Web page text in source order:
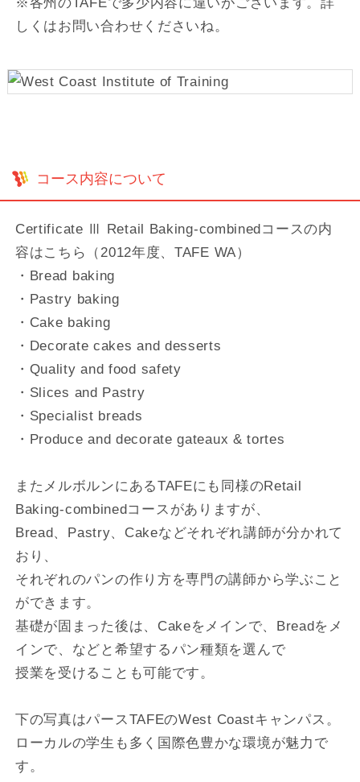
しくはお問い合わせくださいね。
コース内容について
Certificate Ⅲ Retail Baking-combinedコースの内
容はこちら（2012年度、TAFE WA）
・Bread baking
・Pastry baking
・Cake baking
・Decorate cakes and desserts
・Quality and food safety
・Slices and Pastry
・Specialist breads
・Produce and decorate gateaux & tortes
またメルボルンにあるTAFEにも同様のRetail
Baking-combinedコースがありますが、
Bread、Pastry、Cakeなどそれぞれ講師が分かれて
おり、
それぞれのパンの作り方を専門の講師から学ぶこと
ができます。
基礎が固まった後は、Cakeをメインで、Breadをメ
インで、などと希望するパン種類を選んで
授業を受けることも可能です。
下の写真はパースTAFEのWest Coastキャンパス。
ローカルの学生も多く国際色豊かな環境が魅力で
す。